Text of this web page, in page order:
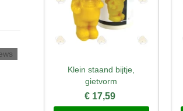
Snel bekijken
Klein staand bijtje,
gietvorm
€ 17,59